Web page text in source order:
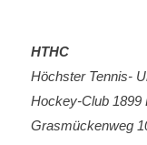
HTHC
Höchster Tennis-
Hockey-Club 1899
Grasmückenweg